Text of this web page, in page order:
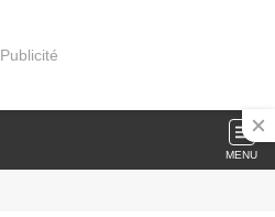
Publicité
MENU